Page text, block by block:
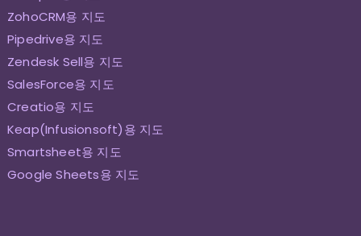
ZohoCRM용 지도
Pipedrive용 지도
Zendesk Sell용 지도
SalesForce용 지도
Creatio용 지도
Keap(Infusionsoft)용 지도
Smartsheet용 지도
Google Sheets용 지도